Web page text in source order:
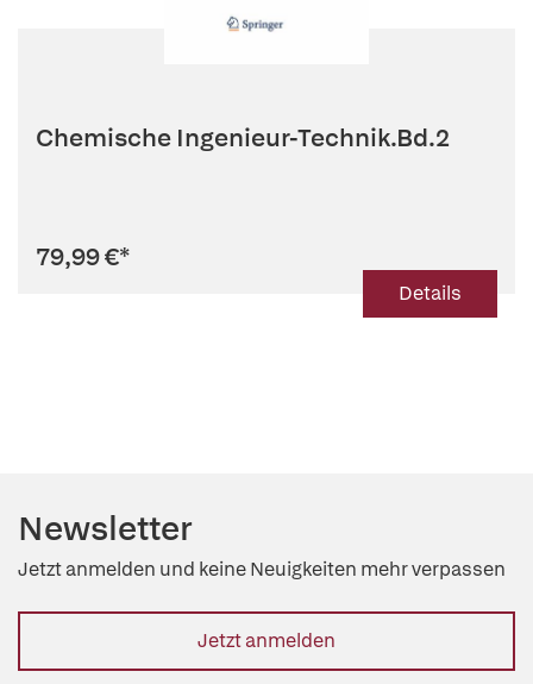
Chemische Ingenieur-Technik.Bd.2
79,99 €*
Details
Newsletter
Jetzt anmelden und keine Neuigkeiten mehr verpassen
Jetzt anmelden